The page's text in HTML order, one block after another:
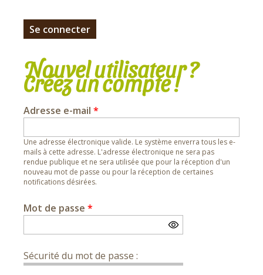
Nouvel utilisateur ?
Créez un compte !
Adresse e-mail *
Une adresse électronique valide. Le système enverra tous les e-
mails à cette adresse. L'adresse électronique ne sera pas
rendue publique et ne sera utilisée que pour la réception d'un
nouveau mot de passe ou pour la réception de certaines
notifications désirées.
Mot de passe *
Sécurité du mot de passe :